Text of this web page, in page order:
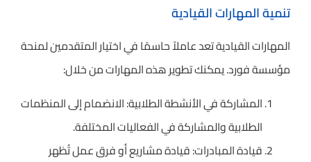
تنمية المهارات القيادية
المهارات القيادية تعد عاملاً حاسمًا في اختيار المتقدمين لمنحة
مؤسسة فورد. يمكنك تطوير هذه المهارات من خلال:
المشاركة في الأنشطة الطلابية: الانضمام إلى المنظمات
الطلابية والمشاركة في الفعاليات المختلفة.
قيادة المبادرات: قيادة مشاريع أو فرق عمل تُظهر